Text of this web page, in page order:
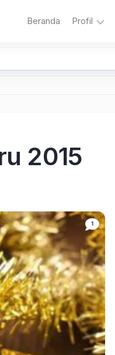
Beranda Profil
Sekolah
2015
1